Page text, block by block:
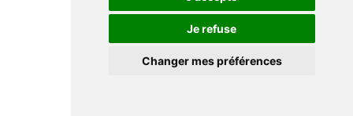
Je refuse
Changer mes préférences